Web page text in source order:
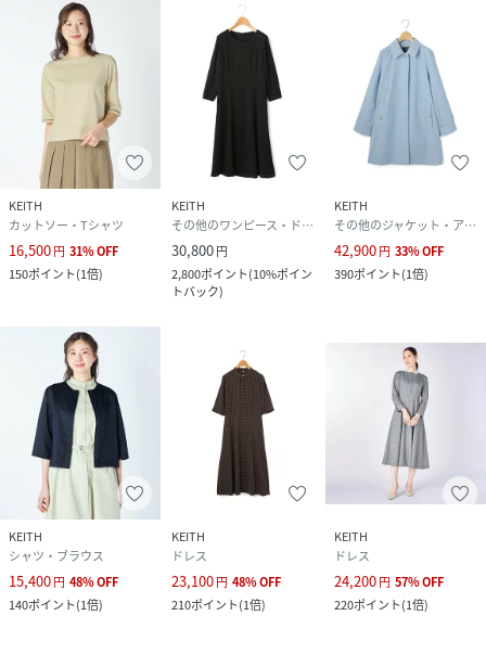
KEITH
カットソー・Tシャツ
16,500円 31%OFF
150ポイント(1倍)
KEITH
その他のワンピース・ドレス
30,800円
2,800ポイント(10%ポイン
トバック)
KEITH
その他のジャケット・アウター
42,900円 33%OFF
390ポイント(1倍)
KEITH
シャツ・ブラウス
15,400円 48%OFF
140ポイント(1倍)
KEITH
ドレス
23,100円 48%OFF
210ポイント(1倍)
KEITH
ドレス
24,200円 57%OFF
220ポイント(1倍)